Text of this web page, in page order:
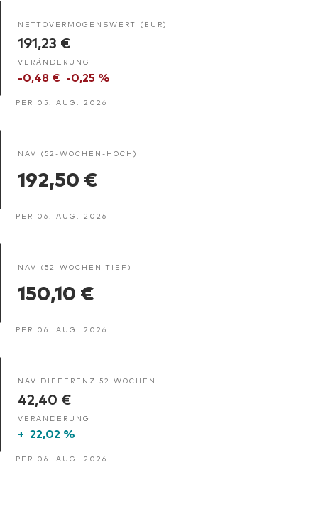
NETTOVERMÖGENSWERT (EUR)
191,23 €
VERÄNDERUNG
-0,48 € -0,25 %
PER 05. AUG. 2026
NAV (52-WOCHEN-HOCH)
192,50 €
PER 06. AUG. 2026
NAV (52-WOCHEN-TIEF)
150,10 €
PER 06. AUG. 2026
NAV DIFFERENZ 52 WOCHEN
42,40 €
VERÄNDERUNG
+ 22,02 %
PER 06. AUG. 2026